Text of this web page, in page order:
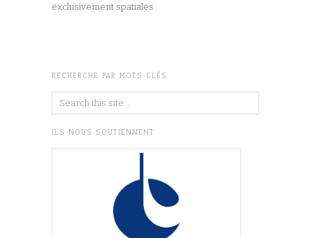
exclusivement spatiales.
RECHERCHE PAR MOTS CLÉS
ILS NOUS SOUTIENNENT